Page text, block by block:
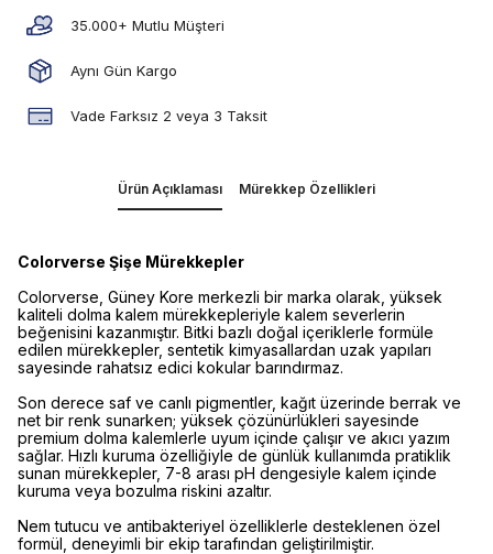
35.000+ Mutlu Müşteri
Aynı Gün Kargo
Vade Farksız 2 veya 3 Taksit
Ürün Açıklaması Mürekkep Özellikleri
Colorverse Şişe Mürekkepler
Colorverse, Güney Kore merkezli bir marka olarak, yüksek
kaliteli dolma kalem mürekkepleriyle kalem severlerin
beğenisini kazanmıştır. Bitki bazlı doğal içeriklerle formüle
edilen mürekkepler, sentetik kimyasallardan uzak yapıları
sayesinde rahatsız edici kokular barındırmaz.
Son derece saf ve canlı pigmentler, kağıt üzerinde berrak ve
net bir renk sunarken; yüksek çözünürlükleri sayesinde
premium dolma kalemlerle uyum içinde çalışır ve akıcı yazım
sağlar. Hızlı kuruma özelliğiyle de günlük kullanımda pratiklik
sunan mürekkepler, 7-8 arası pH dengesiyle kalem içinde
kuruma veya bozulma riskini azaltır.
Nem tutucu ve antibakteriyel özelliklerle desteklenen özel
formül, deneyimli bir ekip tarafından geliştirilmiştir.